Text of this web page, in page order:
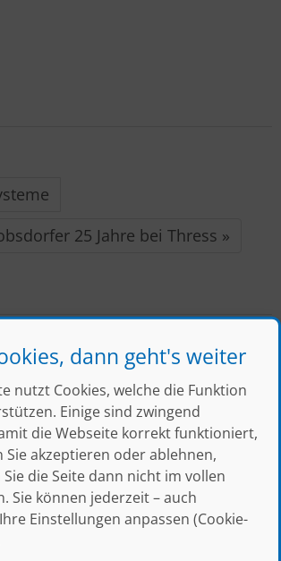
dann geht's weiter
nutzt Cookies, welche die Funktion
Einige sind zwingend
die Webseite korrekt funktioniert,
Sie akzeptieren oder ablehnen,
die Seite dann nicht im vollen
Sie können jederzeit – auch
Einstellungen anpassen (Cookie-
25 Jahre bei Thress »
GmbH & Co. KG
Straße 9